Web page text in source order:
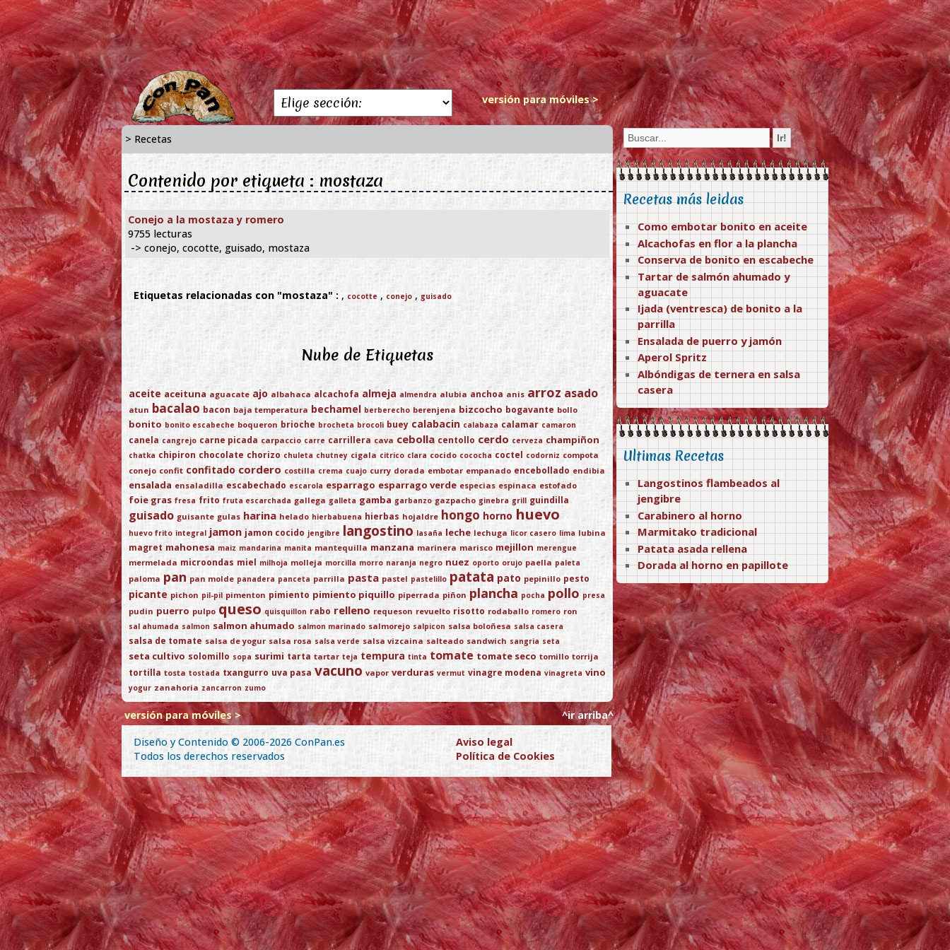
versión para móviles >
> Recetas
Contenido por etiqueta : mostaza
Conejo a la mostaza y romero
9755 lecturas
-> conejo, cocotte, guisado, mostaza
Etiquetas relacionadas con "mostaza" : , cocotte , conejo , guisado
Nube de Etiquetas
aceite aceituna aguacate ajo albahaca alcachofa almeja almendra alubia anchoa anis arroz asado
atun bacalao bacon baja temperatura bechamel berberecho berenjena bizcocho bogavante bollo
bonito bonito escabeche boqueron brioche brocheta brocoli buey calabacin calabaza calamar camaron
canela cangrejo carne picada carpaccio carre carrillera cava cebolla centollo cerdo cerveza champiñon
chatka chipiron chocolate chorizo chuleta chutney cigala citrico clara cocido cococha coctel codorniz compota
conejo confit confitado cordero costilla crema cuajo curry dorada embotar empanado encebollado endibia
ensalada ensaladilla escabechado escarola esparrago esparrago verde especias espinaca estofado
foie gras fresa frito fruta escarchada gallega galleta gamba garbanzo gazpacho ginebra grill guindilla
guisado guisante gulas harina helado hierbabuena hierbas hojaldre hongo horno huevo
huevo frito integral jamon jamon cocido jengibre langostino lasaña leche lechuga licor casero lima lubina
magret mahonesa maiz mandarina manita mantequilla manzana marinera marisco mejillon merengue
mermelada microondas miel milhoja molleja morcilla morro naranja negro nuez oporto orujo paella paleta
paloma pan pan molde panadera panceta parrilla pasta pastel pastelillo patata pato pepinillo pesto
picante pichon pil-pil pimenton pimiento pimiento piquillo piperrada piñon plancha pocha pollo presa
pudin puerro pulpo queso quisquillon rabo relleno requeson revuelto risotto rodaballo romero ron
sal ahumada salmon salmon ahumado salmon marinado salmorejo salpicon salsa boloñesa salsa casera
salsa de tomate salsa de yogur salsa rosa salsa verde salsa vizcaina salteado sandwich sangria seta
seta cultivo solomillo sopa surimi tarta tartar teja tempura tinta tomate tomate seco tomillo torrija
tortilla tosta tostada txangurro uva pasa vacuno vapor verduras vermut vinagre modena vinagreta vino
yogur zanahoria zancarron zumo
versión para móviles >
^ir arriba^
Diseño y Contenido © 2006-2026 ConPan.es
Todos los derechos reservados
Aviso legal
Política de Cookies
Recetas más leidas
Como embotar bonito en aceite
Alcachofas en flor a la plancha
Conserva de bonito en escabeche
Tartar de salmón ahumado y
aguacate
Ijada (ventresca) de bonito a la
parrilla
Ensalada de puerro y jamón
Aperol Spritz
Albóndigas de ternera en salsa
casera
Ultimas Recetas
Langostinos flambeados al
jengibre
Carabinero al horno
Marmitako tradicional
Patata asada rellena
Dorada al horno en papillote